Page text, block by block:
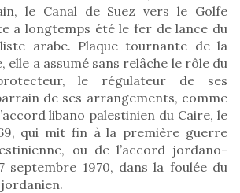
le Canal de Suez vers le Golfe
a longtemps été le fer de lance du
arabe. Plaque tournante de la
elle a assumé sans relâche le rôle du
le régulateur de ses
de ses arrangements, comme
libano palestinien du Caire, le
qui mit fin à la première guerre
ou de l’accord jordano-
septembre 1970, dans la foulée du